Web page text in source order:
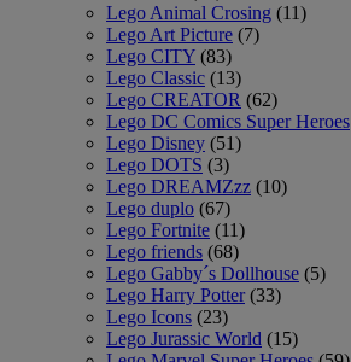
Lego Animal Crosing (11)
Lego Art Picture (7)
Lego CITY (83)
Lego Classic (13)
Lego CREATOR (62)
Lego DC Comics Super Heroes
Lego Disney (51)
Lego DOTS (3)
Lego DREAMZzz (10)
Lego duplo (67)
Lego Fortnite (11)
Lego friends (68)
Lego Gabby´s Dollhouse (5)
Lego Harry Potter (33)
Lego Icons (23)
Lego Jurassic World (15)